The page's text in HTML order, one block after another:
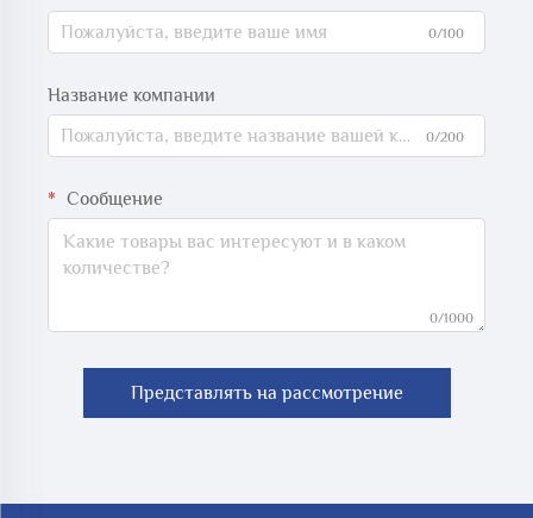
0/100
Название компании
0/200
Сообщение
0/1000
Представлять на рассмотрение